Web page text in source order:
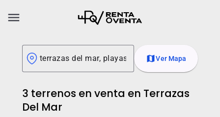
menu
mapVer Mapa
3 terrenos en venta en Terrazas
Del Mar